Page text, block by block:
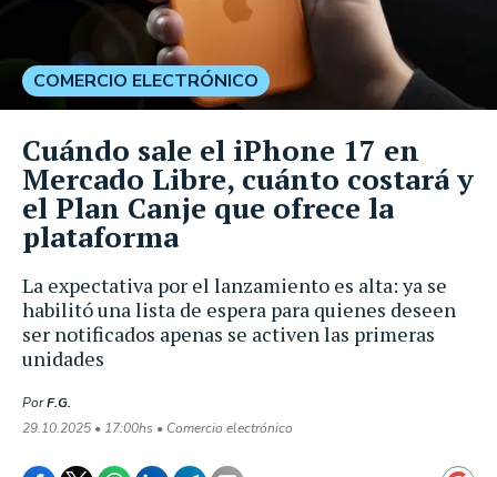
La expectativa por el lanzamiento es alta: ya se
habilitó una lista de espera para quienes deseen
ser notificados apenas se activen las primeras
unidades
PorF.G.
29.10.2025 • 17:00hs • Comercio electrónico
COMERCIO ELECTRÓNICO
Cuándo sale el iPhone 17 en
Mercado Libre, cuánto costará y
el Plan Canje que ofrece la
plataforma